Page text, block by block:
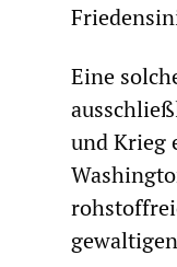
Eine
und Krieg